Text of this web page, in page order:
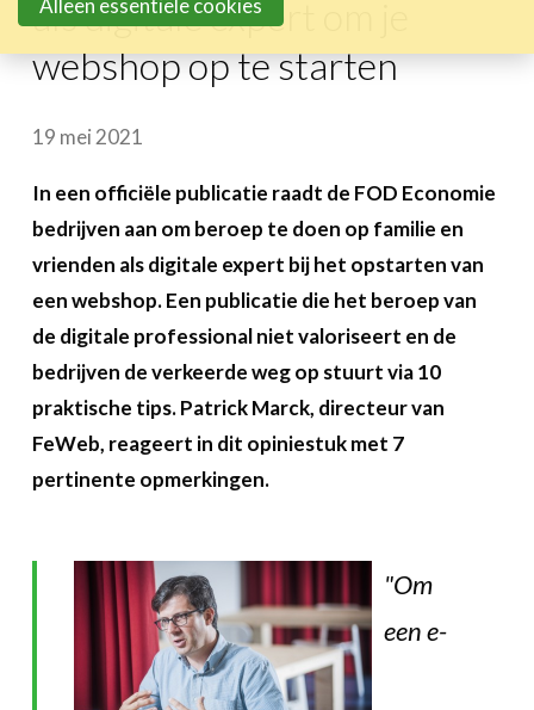
als digitale expert om je
webshop op te starten
19 mei 2021
In een officiële publicatie raadt de FOD Economie
bedrijven aan om beroep te doen op familie en
vrienden als digitale expert bij het opstarten van
een webshop. Een publicatie die het beroep van
de digitale professional niet valoriseert en de
bedrijven de verkeerde weg op stuurt via 10
praktische tips. Patrick Marck, directeur van
FeWeb, reageert in dit opiniestuk met 7
pertinente opmerkingen.
"Om
een e-
Cases
Expertise
Over FeWeb
Lid worden AccountZoeken